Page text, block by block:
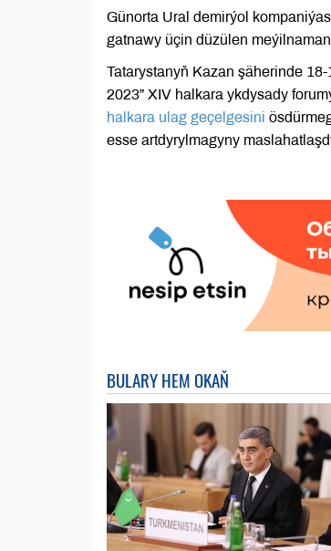
Günorta Ural demirýol
gatnawy üçin düzülen
Tatarystanyň Kazan şäherinde
2023” XIV halkara ykdysady
halkara ulag geçelgesini
esse artdyrylmagyny
BULARY HEM OKAŇ